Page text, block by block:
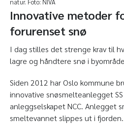
natur. Foto: NIVA
Innovative metoder
forurenset snø
I dag stilles det strenge krav til
lagre og håndtere snø i
Siden 2012 har Oslo kommune
innovative snøsmelteanlegget
anleggselskapet NCC. Anlegget
smeltevannet slippes ut i fjorden.